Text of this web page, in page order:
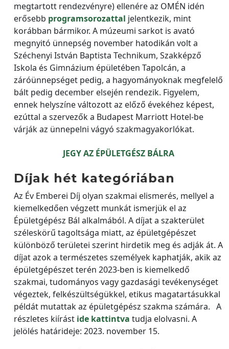
megtartott rendezvényre) ellenére az OMÉN idén
erősebb programsorozattal jelentkezik, mint
korábban bármikor. A múzeumi sarkot is avató
megnyitó ünnepség november hatodikán volt a
Széchenyi István Baptista Technikum, Szakképző
Iskola és Gimnázium épületében Tapolcán, a
záróünnepséget pedig, a hagyományoknak megfelelő
bált pedig december elsején rendezik. Figyelem,
ennek helyszíne változott az előző évekéhez képest,
ezúttal a szervezők a Budapest Marriott Hotel-be
várják az ünnepelni vágyó szakmagyakorlókat.
JEGY AZ ÉPÜLETGÉSZ BÁLRA
Díjak hét kategóriában
Az Év Emberei Díj olyan szakmai elismerés, mellyel a
kiemelkedően végzett munkát ismerjük el az
Épületgépész Bál alkalmából. A díjat a szakterület
széleskörű tagoltsága miatt, az épületgépészet
különböző területei szerint hirdetik meg és adják át. A
díjat azok a természetes személyek kaphatják, akik az
épületgépészet terén 2023-ben is kiemelkedő
szakmai, tudományos vagy gazdasági tevékenységet
végeztek, felkészültségükkel, etikus magatartásukkal
példát mutattak az épületgépész szakma számára. A
részletes kiírást ide kattintva tudja elolvasni. A
jelölés határideje: 2023. november 15.